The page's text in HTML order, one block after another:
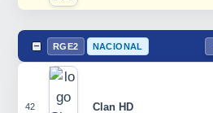
RGE2 NACIONAL
42 Clan HD